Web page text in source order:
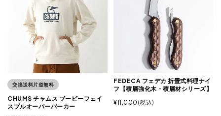
交換送料片道無料
CHUMS チャムス ブービーフェイ
スプルオーバーパーカー
FEDECA フェデカ 折畳式料理ナイ
フ【積層強化木・積層材シリーズ】
¥11,000 税込